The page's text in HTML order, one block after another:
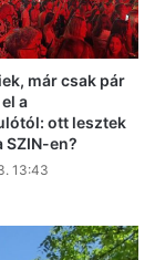
már csak pár
a
ott lesztek
SZIN-en?
13:43